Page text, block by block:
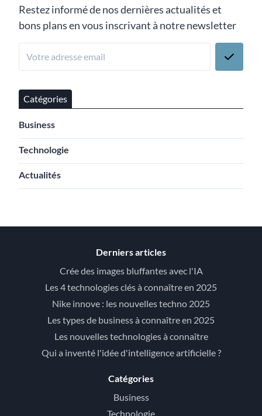
Restez informé de nos dernières actualités et
bons plans en vous inscrivant à notre newsletter
Catégories
Business
Technologie
Actualités
Derniers articles
Crée des images bluffantes avec l'IA
Les 4 technologies clés à connaître en 2025
Nike innove : les nouvelles techno 2025
Les types de business à connaître en 2025
Les nouvelles technologies à connaître
Qui a inventé l'idée d'intelligence artificielle ?
Catégories
Business
Technologie